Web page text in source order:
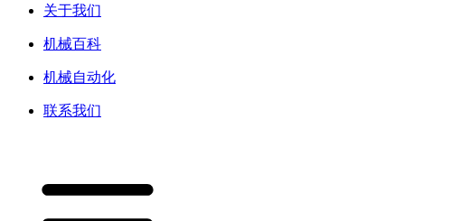
关于我们
机械百科
机械自动化
联系我们